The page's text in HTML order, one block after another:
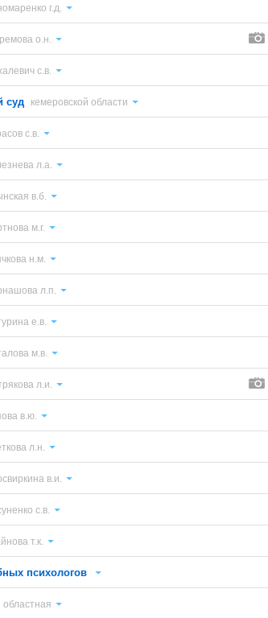
г.д.
о.н.
с.в.
суд кемеровской области
с.в.
л.а.
в.б.
м.г.
н.м.
л.п.
е.в.
м.в.
л.и.
в.ю.
л.н.
в.и.
с.в.
т.к.
психологов
областная